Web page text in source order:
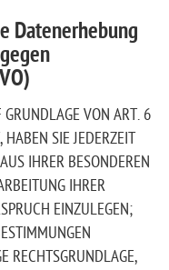
Datenerhebung
VON ART. 6
SIE JEDERZEIT
IHRER BESONDEREN
IHRER
EINZULEGEN;
RECHTSGRUNDLAGE,